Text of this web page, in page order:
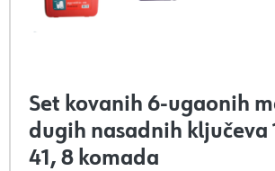
Set kovanih 6-ugaonih
dugih nasadnih ključeva
41, 8 komada